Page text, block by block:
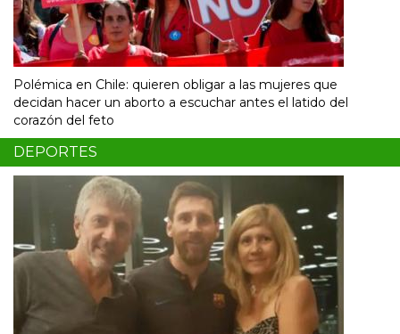
Polémica en Chile: quieren obligar a las mujeres que
decidan hacer un aborto a escuchar antes el latido del
corazón del feto
DEPORTES